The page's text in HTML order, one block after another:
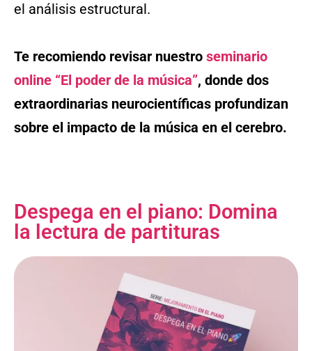
el análisis estructural.
Te recomiendo revisar nuestro seminario
online “El poder de la música”, donde dos
extraordinarias neurocientíficas profundizan
sobre el impacto de la música en el cerebro.
Despega en el piano: Domina
la lectura de partituras